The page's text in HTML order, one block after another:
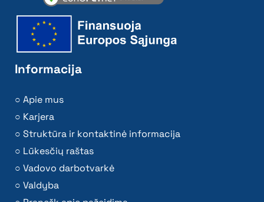
Informacija
Apie mus
Karjera
Struktūra ir kontaktinė informacija
Lūkesčių raštas
Vadovo darbotvarkė
Valdyba